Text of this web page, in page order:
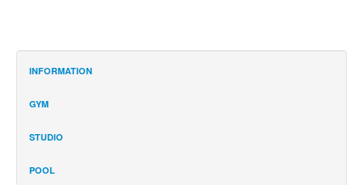
INFORMATION
GYM
STUDIO
POOL